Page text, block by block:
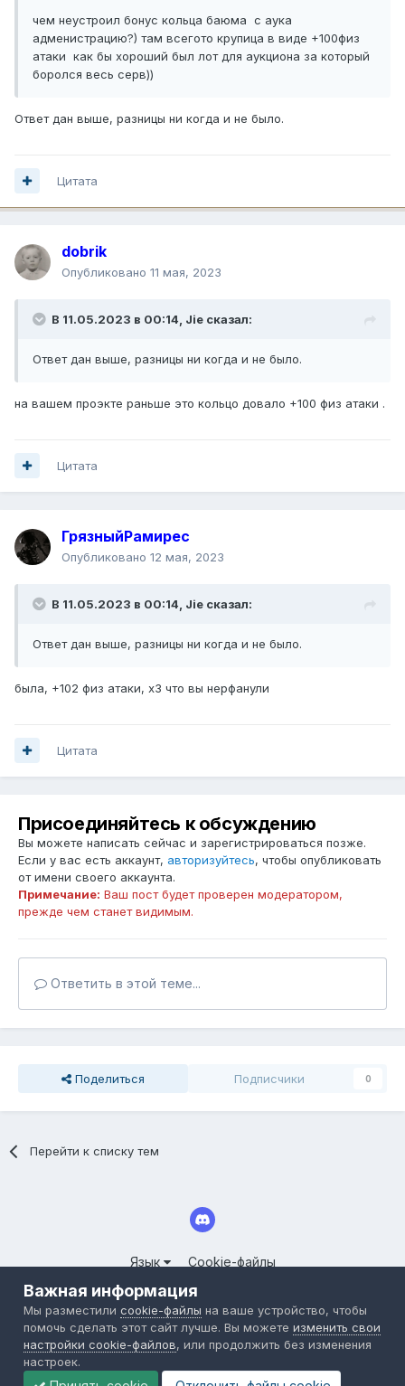
чем неустроил бонус кольца баюма с аука
адменистрацию?) там всегото крупица в виде +100физ
атаки как бы хороший был лот для аукциона за который
боролся весь серв))
Ответ дан выше, разницы ни когда и не было.
Цитата
dobrik
Опубликовано 11 мая, 2023
В 11.05.2023 в 00:14, Jie сказал:
Ответ дан выше, разницы ни когда и не было.
на вашем проэкте раньше это кольцо довало +100 физ атаки .
Цитата
ГрязныйРамирес
Опубликовано 12 мая, 2023
В 11.05.2023 в 00:14, Jie сказал:
Ответ дан выше, разницы ни когда и не было.
была, +102 физ атаки, х3 что вы нерфанули
Цитата
Присоединяйтесь к обсуждению
Вы можете написать сейчас и зарегистрироваться позже.
Если у вас есть аккаунт, авторизуйтесь, чтобы опубликовать
от имени своего аккаунта.
Примечание: Ваш пост будет проверен модератором,
прежде чем станет видимым.
Ответить в этой теме...
Поделиться Подписчики 0
Перейти к списку тем
Язык Cookie-файлы
© 2025 СООБЩЕСТВО СЕРВЕРОВ LINEAGE II FORUM.CLOUDY-
WORLD.RU
Powered by Invision Community
Важная информация
Мы разместилиcookie-файлы на ваше устройство, чтобы
помочь сделать этот сайт лучше. Вы можетеизменить свои
настройки cookie-файлов, или продолжить без изменения
настроек.